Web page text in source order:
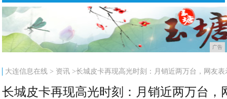
广告
大连信息在线 > 资讯 >长城皮卡再现高光时刻：月销近两万台，网友表
长城皮卡再现高光时刻：月销近两万台，